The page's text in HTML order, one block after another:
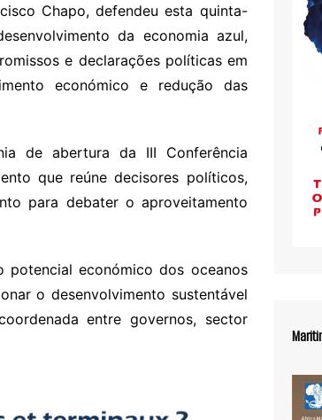
Chapo, defendeu esta quinta-
da economia azul,
e declarações políticas em
económico e redução das
de abertura da III Conferência
que reúne decisores políticos,
para debater o aproveitamento
económico dos oceanos
o desenvolvimento sustentável
entre governos, sector